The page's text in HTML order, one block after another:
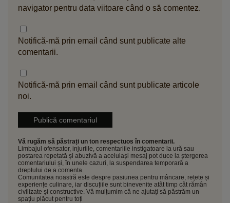
navigator pentru data viitoare când o să comentez.
Notifică-mă prin email când sunt publicate alte
comentarii.
Notifică-mă prin email când sunt publicate articole
noi.
Vă rugăm să păstrați un ton respectuos în comentarii.
Limbajul ofensator, injuriile, comentariile instigatoare la ură sau
postarea repetată și abuzivă a aceluiași mesaj pot duce la ștergerea
comentariului și, în unele cazuri, la suspendarea temporară a
dreptului de a comenta.
Comunitatea noastră este despre pasiunea pentru mâncare, rețete și
experiențe culinare, iar discuțiile sunt binevenite atât timp cât rămân
civilizate și constructive. Vă mulțumim că ne ajutați să păstrăm un
spațiu plăcut pentru toți